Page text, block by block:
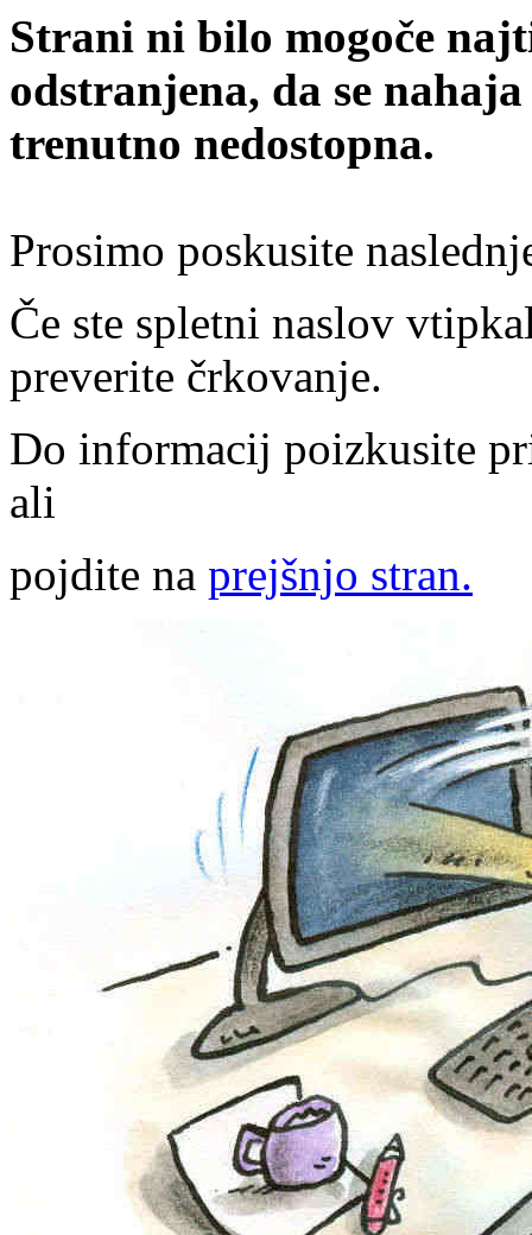
Strani ni bilo mogoče
odstranjena, da se
trenutno nedostopna.
Prosimo poskusite
Če ste spletni naslov
preverite črkovanje.
Do informacij poizkusite
ali
pojdite na prejšnjo stran.